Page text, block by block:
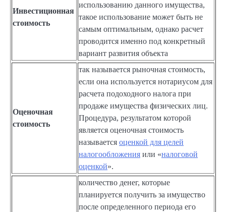
Инвестиционная
стоимость
использованию данного имущества,
такое использование может быть не
самым оптимальным, однако расчет
проводится именно под конкретный
вариант развития объекта
Оценочная
стоимость
так называется рыночная стоимость,
если она используется нотариусом для
расчета подоходного налога при
продаже имущества физических лиц.
Процедура, результатом которой
является оценочная стоимость
называется оценкой для целей
налогообложения или «налоговой
оценкой».
количество денег, которые
планируется получить за имущество
после определенного периода его